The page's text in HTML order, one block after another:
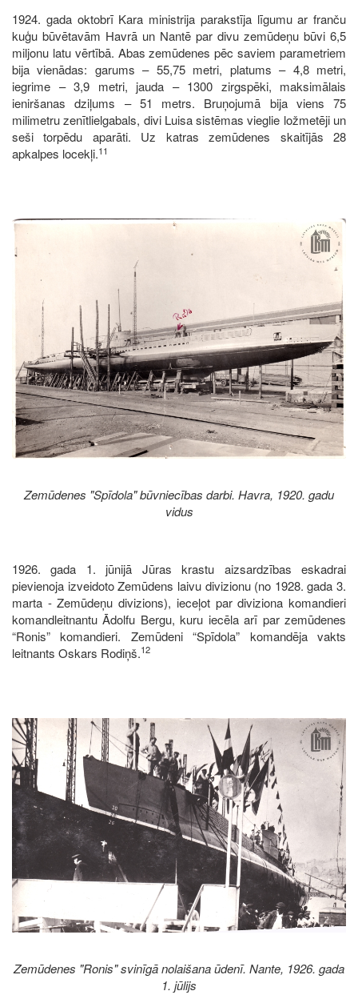
1924. gada oktobrī Kara ministrija parakstīja līgumu ar franču
kuģu būvētavām Havrā un Nantē par divu zemūdeņu būvi 6,5
miljonu latu vērtībā. Abas zemūdenes pēc saviem parametriem
bija vienādas: garums – 55,75 metri, platums – 4,8 metri,
iegrime – 3,9 metri, jauda – 1300 zirgspēki, maksimālais
ieniršanas dziļums – 51 metrs. Bruņojumā bija viens 75
milimetru zenītlielgabals, divi Luisa sistēmas vieglie ložmetēji un
seši torpēdu aparāti. Uz katras zemūdenes skaitījās 28
apkalpes locekļi.11
Image
Zemūdenes "Spīdola" būvniecības darbi. Havra, 1920. gadu
vidus
1926. gada 1. jūnijā Jūras krastu aizsardzības eskadrai
pievienoja izveidoto Zemūdens laivu divizionu (no 1928. gada 3.
marta - Zemūdeņu divizions), ieceļot par diviziona komandieri
komandleitnantu Ādolfu Bergu, kuru iecēla arī par zemūdenes
“Ronis” komandieri. Zemūdeni “Spīdola” komandēja vakts
leitnants Oskars Rodiņš.12
Image
Zemūdenes "Ronis" svinīgā nolaišana ūdenī. Nante, 1926. gada
1. jūlijs